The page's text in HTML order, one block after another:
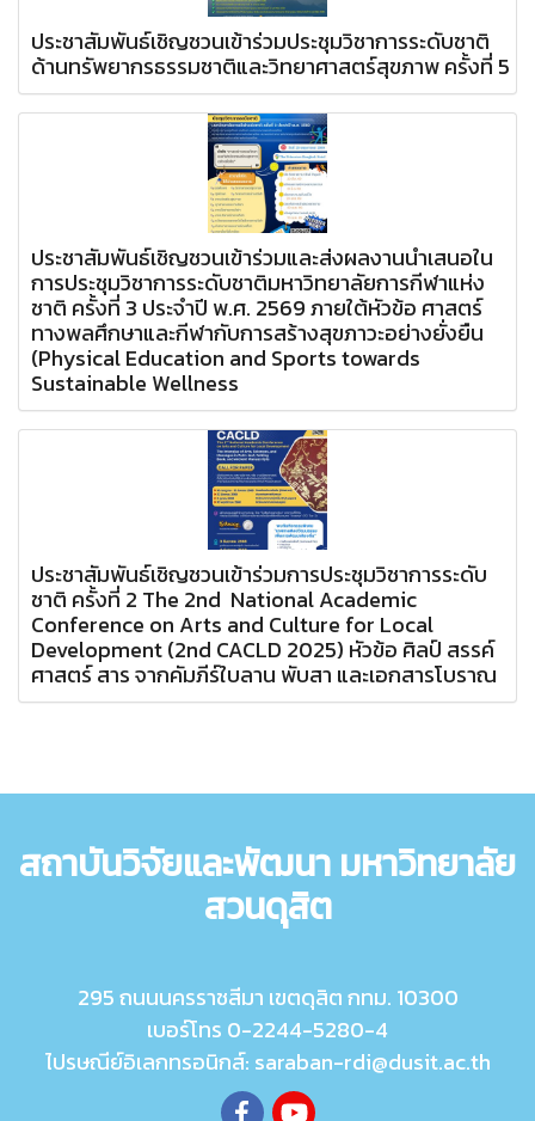
ประชาสัมพันธ์เชิญชวนเข้าร่วมประชุมวิชาการระดับชาติ
ด้านทรัพยากรธรรมชาติและวิทยาศาสตร์สุขภาพ ครั้งที่ 5
ประชาสัมพันธ์เชิญชวนเข้าร่วมและส่งผลงานนำเสนอใน
การประชุมวิชาการระดับชาติมหาวิทยาลัยการกีฬาแห่ง
ชาติ ครั้งที่ 3 ประจำปี พ.ศ. 2569 ภายใต้หัวข้อ ศาสตร์
ทางพลศึกษาและกีฬากับการสร้างสุขภาวะอย่างยั่งยืน
(Physical Education and Sports towards
Sustainable Wellness
ประชาสัมพันธ์เชิญชวนเข้าร่วมการประชุมวิชาการระดับ
ชาติ ครั้งที่ 2 The 2nd National Academic
Conference on Arts and Culture for Local
Development (2nd CACLD 2025) หัวข้อ ศิลป์ สรรค์
ศาสตร์ สาร จากคัมภีร์ใบลาน พับสา และเอกสารโบราณ
สถาบันวิจัยและพัฒนา มหาวิทยาลัย
สวนดุสิต
295 ถนนนครราชสีมา เขตดุสิต กทม. 10300
เบอร์โทร 0-2244-5280-4
ไปรษณีย์อิเลกทรอนิกส์: saraban-rdi@dusit.ac.th